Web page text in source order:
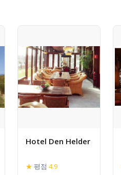
Hotel Den Helder
★ 평점 4.9